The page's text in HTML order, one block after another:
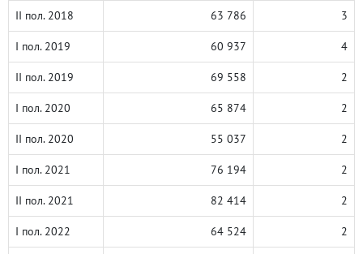
II пол. 2018 63 786 3
I пол. 2019 60 937 4
II пол. 2019 69 558 2
I пол. 2020 65 874 2
II пол. 2020 55 037 2
I пол. 2021 76 194 2
II пол. 2021 82 414 2
I пол. 2022 64 524 2